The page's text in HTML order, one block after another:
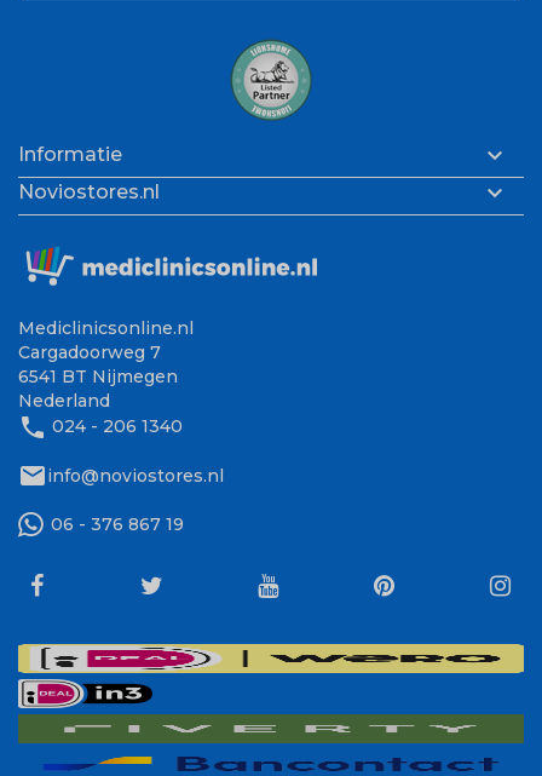
Informatie 
Noviostores.nl 
Mediclinicsonline.nl
Cargadoorweg 7
6541 BT Nijmegen
Nederland
phone 024 - 206 1340
mailinfo@noviostores.nl
06 - 376 867 19